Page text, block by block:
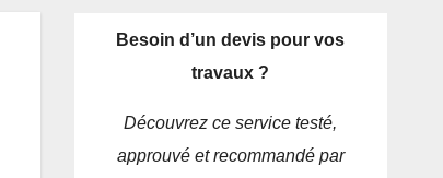
Besoin d’un devis pour vos
travaux ?
Découvrez ce service testé,
approuvé et recommandé par